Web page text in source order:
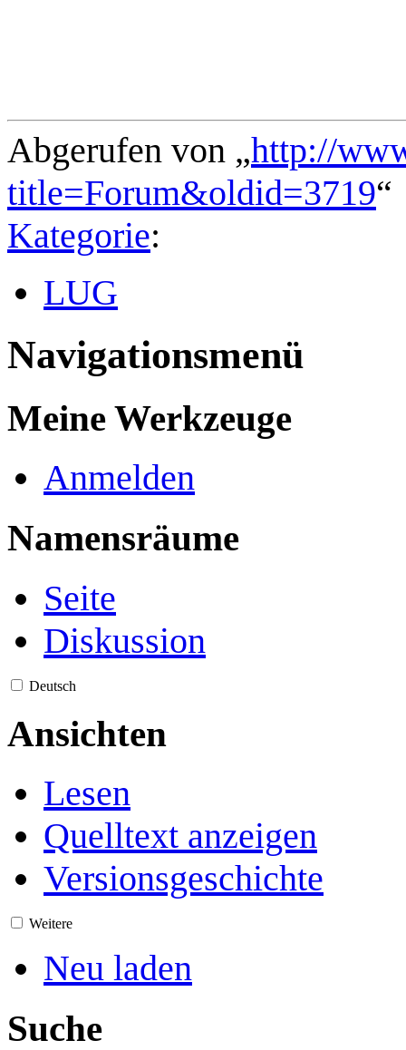
Abgerufen von „http://
title=Forum&oldid=3719“
Kategorie:
LUG
Navigationsmenü
Meine Werkzeuge
Anmelden
Namensräume
Seite
Diskussion
Deutsch
Ansichten
Lesen
Quelltext anzeigen
Versionsgeschichte
Weitere
Neu laden
Suche